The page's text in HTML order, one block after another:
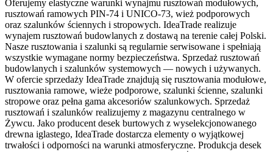
Oferujemy elastyczne warunki wynajmu rusztowań modułowych,
rusztowań ramowych PIN-74 i UNICO-73, wież podporowych
oraz szalunków ściennych i stropowych. IdeaTrade realizuje
wynajem rusztowań budowlanych z dostawą na terenie całej Polski.
Nasze rusztowania i szalunki są regularnie serwisowane i spełniają
wszystkie wymagane normy bezpieczeństwa. Sprzedaż rusztowań
budowlanych i szalunków systemowych — nowych i używanych.
W ofercie sprzedaży IdeaTrade znajdują się rusztowania modułowe,
rusztowania ramowe, wieże podporowe, szalunki ścienne, szalunki
stropowe oraz pełna gama akcesoriów szalunkowych. Sprzedaż
rusztowań i szalunków realizujemy z magazynu centralnego w
Żywcu. Jako producent desek burtowych z wyselekcjonowanego
drewna iglastego, IdeaTrade dostarcza elementy o wyjątkowej
trwałości i odporności na warunki atmosferyczne. Produkcja desek